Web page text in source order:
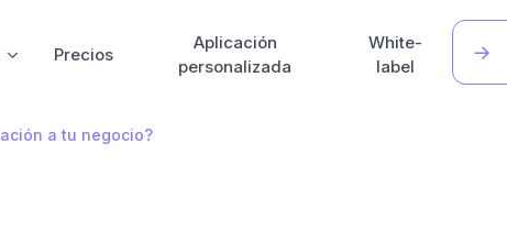
Precios
Aplicación
personalizada
White-
label
a tu negocio?